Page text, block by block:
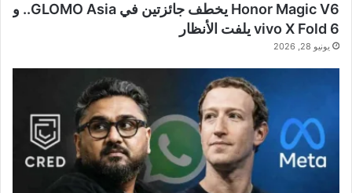
Honor Magic V6 يخطف جائزتين في GLOMO Asia.. و
vivo X Fold 6 يلفت الأنظار
يونيو 28, 2026